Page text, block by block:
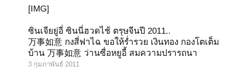
[IMG]
ซินเจียยู่อี่ ซินนี่ฮวดไช้ ตรุษจีนปี 2011..
万事如意 กงสี่ฟาไฉ ขอให้ร่ำรวย เงินทอง กองโตเต็ม
บ้าน 万事如意 ว่านซื่อหยูอี้ สมความปรารถนา
3 กุมภาพันธ์ 2011